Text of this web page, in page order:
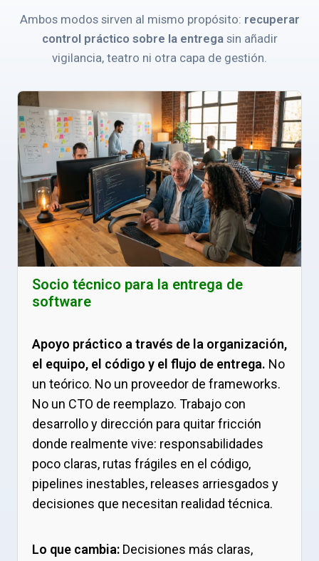
Ambos modos sirven al mismo propósito: recuperar
control práctico sobre la entregasin añadir
vigilancia, teatro ni otra capa de gestión.
Socio técnico para la entrega de
software
Apoyo práctico a través de la organización,
el equipo, el código y el flujo de entrega. No
un teórico. No un proveedor de frameworks.
No un CTO de reemplazo. Trabajo con
desarrollo y dirección para quitar fricción
donde realmente vive: responsabilidades
poco claras, rutas frágiles en el código,
pipelines inestables, releases arriesgados y
decisiones que necesitan realidad técnica.
Lo que cambia: Decisiones más claras,